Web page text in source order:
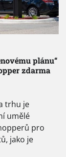
plánu“
zdarma
trhu je
umělé
pro
jako je